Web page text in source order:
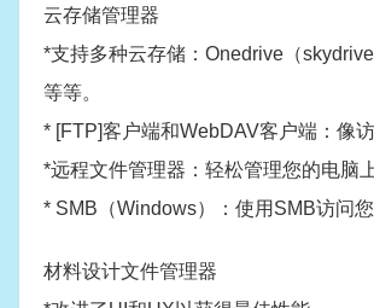
云存储管理器
*支持多种云存储：Onedrive（
等等。
* [FTP]客户端和WebDAV客户端：像
*远程文件管理器：轻松管理您的电脑
* SMB（Windows）：使用SMB访问您
材料设计文件管理器